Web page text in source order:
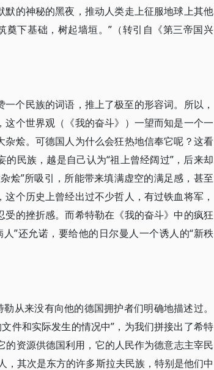
的神秘的黑夜，推动人类走上征服地球上其他
下基础，树起墙垣。”（转引自《第三帝国兴
个民族的词语，推上了极至的形容词。所以，
个世界观（《我的奋斗》）一望而知是一个一
烩。可德国人为什么会狂热地信奉它呢？这看
民族，越是自己认为“祖上曾经阔过”，后来却
烩”所吸引，所能带来填满虚空的满足感，甚至
个历史上曾经出过不少哲人，有过铁血将军，
的挫折感。而希特勒在《我的奋斗》中的疯狂
”还允诺，要给他的日尔曼人一个诱人的“新秩
从来没有向他的德国拥护者们明确地描述过。
件和实际发生的情况中”，为我们拼接出了希特
的资源供德国利用，它的人民作为德意志主宰民
其次是东方的许多斯拉夫民族，特别是他们中